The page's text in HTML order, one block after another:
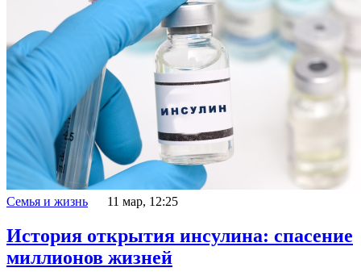
Семья и жизнь 11 мар, 12:25
История открытия инсулина: спасение
миллионов жизней